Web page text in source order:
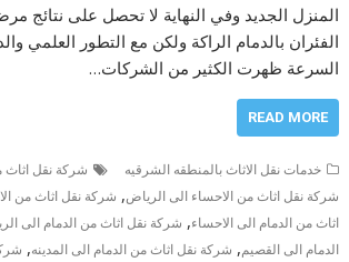
المنزل الجديد وفي النهاية لا تحصل على نتائج
الفئران بالدمام الراكة ولكن مع التطور العلمي
السرعة ظهرت الكثير من الشركات…
READ MORE
خدمات نقل الاثاث بالمنطقه الشرقيه شركة نقل اثاث
شركة نقل اثاث من الاحساء الى الرياض, شركة نقل اثاث من
اثاث من الدمام الى الاحساء, شركة نقل اثاث من الدمام الى
الدمام الى القصيم, شركة نقل اثاث من الدمام الى المدينه,